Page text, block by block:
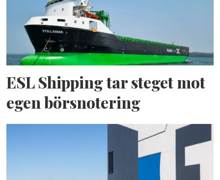
ESL Shipping tar steget mot
egen börsnotering